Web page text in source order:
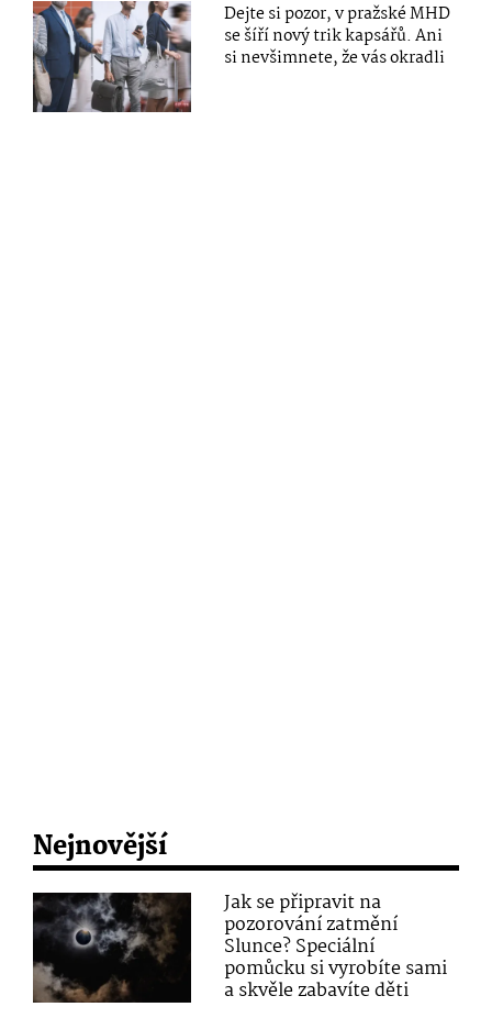
Dejte si pozor, v pražské MHD
se šíří nový trik kapsářů. Ani
si nevšimnete, že vás okradli
Nejnovější
Jak se připravit na
pozorování zatmění
Slunce? Speciální
pomůcku si vyrobíte sami
a skvěle zabavíte děti